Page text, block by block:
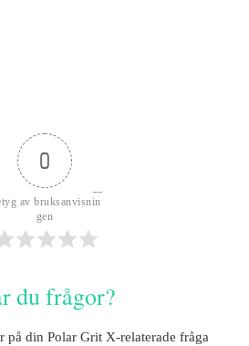
0
av bruksanvisnin
gen
du frågor?
på din Polar Grit X-relaterade fråga